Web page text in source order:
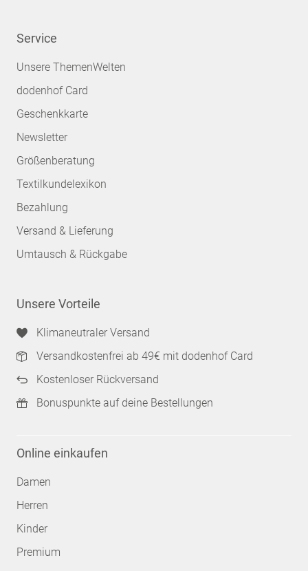
Service
Unsere ThemenWelten
dodenhof Card
Geschenkkarte
Newsletter
Größenberatung
Textilkundelexikon
Bezahlung
Versand & Lieferung
Umtausch & Rückgabe
Unsere Vorteile
Klimaneutraler Versand
Versandkostenfrei ab 49€ mit dodenhof Card
Kostenloser Rückversand
Bonuspunkte auf deine Bestellungen
Online einkaufen
Damen
Herren
Kinder
Premium